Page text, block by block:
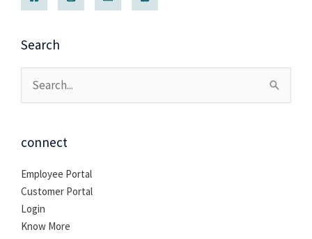
Search
Cari
untuk:
connect
Employee Portal
Customer Portal
Login
Know More